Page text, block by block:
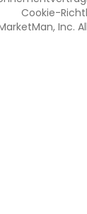
Inc.
Cookie-